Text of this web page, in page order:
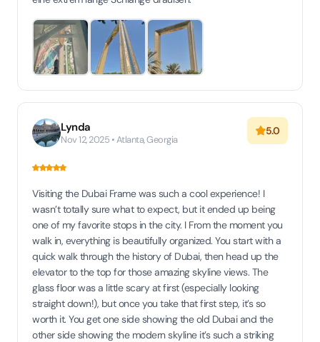
Lynda
Nov 12, 2025 • Atlanta, Georgia
5.0
Visiting the Dubai Frame was such a cool experience! I
wasn’t totally sure what to expect, but it ended up being
one of my favorite stops in the city. I From the moment you
walk in, everything is beautifully organized. You start with a
quick walk through the history of Dubai, then head up the
elevator to the top for those amazing skyline views. The
glass floor was a little scary at first (especially looking
straight down!), but once you take that first step, it’s so
worth it. You get one side showing the old Dubai and the
other side showing the modern skyline it’s such a striking